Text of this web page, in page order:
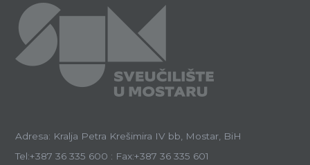
Adresa: Kralja Petra Krešimira IV bb, Mostar, BiH
Tel:+387 36 335 600 : Fax:+387 36 335 601